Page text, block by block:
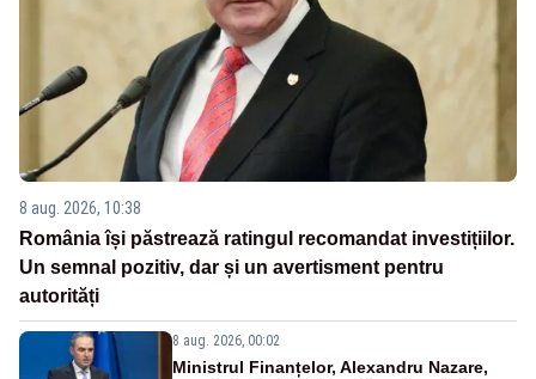
8 aug. 2026, 10:38
România își păstrează ratingul recomandat investițiilor.
Un semnal pozitiv, dar și un avertisment pentru
autorități
8 aug. 2026, 00:02
Ministrul Finanțelor, Alexandru Nazare,